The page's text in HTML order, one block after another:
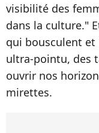
visibilité des
dans la culture."
qui bousculent
ultra-pointu, des
ouvrir nos
mirettes.